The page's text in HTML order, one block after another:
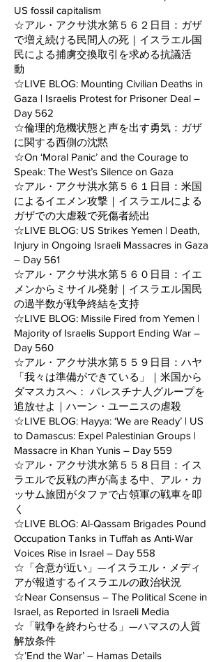
US fossil capitalism
☆アル・アクサ洪水第５６２日目：ガザ
で増え続ける民間人の死｜イスラエル国
民による捕虜交換取引を求める抗議活
動
☆LIVE BLOG: Mounting Civilian Deaths in
Gaza | Israelis Protest for Prisoner Deal –
Day 562
☆倫理的危機状態と声を出す勇気：ガザ
に関する西側の沈黙
☆On ‘Moral Panic’ and the Courage to
Speak: The West’s Silence on Gaza
☆アル・アクサ洪水第５６１日目：米国
によるイエメン攻撃｜イスラエルによる
ガザでの大虐殺で死傷者続出
☆LIVE BLOG: US Strikes Yemen | Death,
Injury in Ongoing Israeli Massacres in Gaza
– Day 561
☆アル・アクサ洪水第５６０日目：イエ
メンからミサイル発射｜イスラエル国民
の過半数が戦争終結を支持
☆LIVE BLOG: Missile Fired from Yemen |
Majority of Israelis Support Ending War –
Day 560
☆アル・アクサ洪水第５５９日目：ハヤ
「我々は準備ができている」｜米国から
ダマスカスへ： パレスチナ人グループを
追放せよ｜ハーン・ユーニスの虐殺
☆LIVE BLOG: Hayya: ‘We are Ready’ | US
to Damascus: Expel Palestinian Groups |
Massacre in Khan Yunis – Day 559
☆アル・アクサ洪水第５５８日目：イス
ラエルで反戦の声が高まる中、アル・カ
ッサム旅団がタファで占領軍の戦車を叩
く
☆LIVE BLOG: Al-Qassam Brigades Pound
Occupation Tanks in Tuffah as Anti-War
Voices Rise in Israel – Day 558
☆「合意が近い」—イスラエル・メディ
アが報道するイスラエルの政治状況
☆Near Consensus – The Political Scene in
Israel, as Reported in Israeli Media
☆「戦争を終わらせる」—ハマスの人質
解放条件
☆‛End the War’ – Hamas Details